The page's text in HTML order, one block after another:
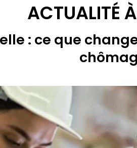
ACTUALITÉ
: ce que